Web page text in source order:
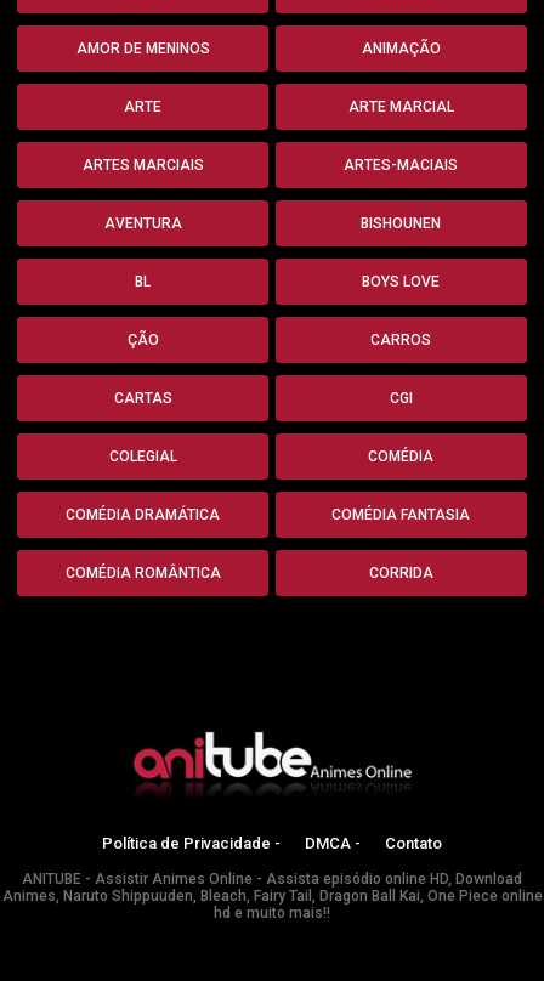
AMOR DE MENINOS ANIMAÇÃO
ARTE ARTE MARCIAL
ARTES MARCIAIS ARTES-MACIAIS
AVENTURA BISHOUNEN
BL BOYS LOVE
ÇÃO CARROS
CARTAS CGI
COLEGIAL COMÉDIA
COMÉDIA DRAMÁTICA COMÉDIA FANTASIA
COMÉDIA ROMÂNTICA CORRIDA
Política de Privacidade - DMCA - Contato
ANITUBE - Assistir Animes Online - Assista episódio online HD, Download
Animes, Naruto Shippuuden, Bleach, Fairy Tail, Dragon Ball Kai, One Piece online
hd e muito mais!!